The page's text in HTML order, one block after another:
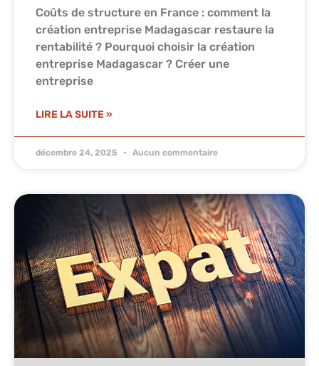
Coûts de structure en France : comment la
création entreprise Madagascar restaure la
rentabilité ? Pourquoi choisir la création
entreprise Madagascar ? Créer une
entreprise
LIRE LA SUITE »
décembre 24, 2025 Aucun commentaire